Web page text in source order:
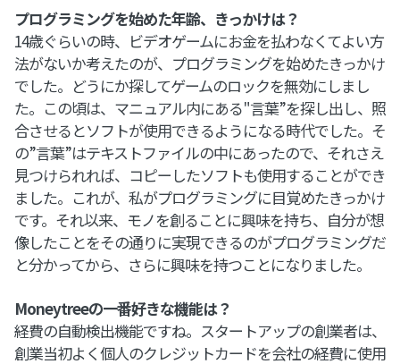
プログラミングを始めた年齢、きっかけは？
14歳ぐらいの時、ビデオゲームにお金を払わなくてよい方
法がないか考えたのが、プログラミングを始めたきっかけ
でした。どうにか探してゲームのロックを無効にしまし
た。この頃は、マニュアル内にある"言葉”を探し出し、照
合させるとソフトが使用できるようになる時代でした。そ
の”言葉”はテキストファイルの中にあったので、それさえ
見つけられれば、コピーしたソフトも使用することができ
ました。これが、私がプログラミングに目覚めたきっかけ
です。それ以来、モノを創ることに興味を持ち、自分が想
像したことをその通りに実現できるのがプログラミングだ
と分かってから、さらに興味を持つことになりました。
Moneytreeの一番好きな機能は？
経費の自動検出機能ですね。スタートアップの創業者は、
創業当初よく個人のクレジットカードを会社の経費に使用